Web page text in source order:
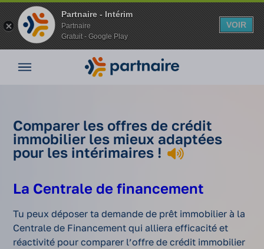
Partnaire - Intérim
Partnaire
Gratuit - Google Play
VOIR
Nos
Vos
avantages
Nos
conseils
entreprise
compte
Accueil
Vos
avantages
Se loger
quand on
Comment
devenir
propriétaire
Comment
obtenir un
crédit
intérimaire ?
Comparer les offres de crédit
immobilier les mieux adaptées
pour les intérimaires !
La Centrale de financement
Tu peux déposer ta demande de prêt immobilier à la
Centrale de Financement qui alliera efficacité et
réactivité pour comparer l’offre de crédit immobilier